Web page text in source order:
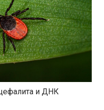
и ДНК